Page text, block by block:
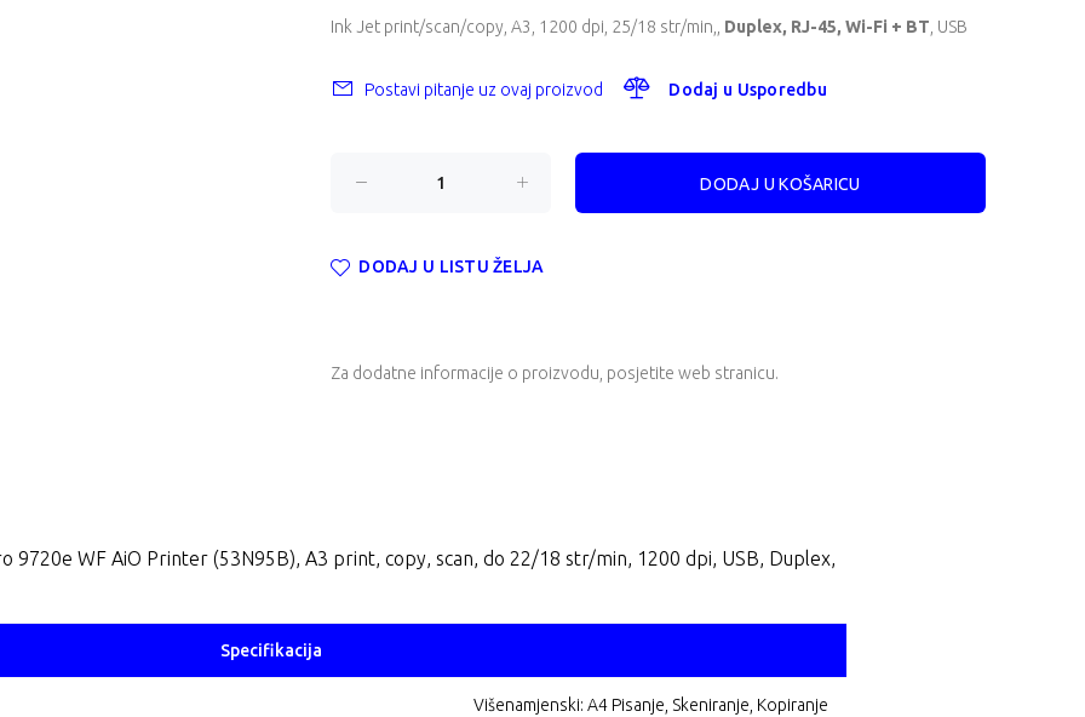
Ink Jet print/scan/copy, A3, 1200 dpi, 25/18 str/min,, Duplex, RJ-45, Wi-Fi + BT, USB
Postavi pitanje uz ovaj proizvod Dodaj u Usporedbu
DODAJ U LISTU ŽELJA
Za dodatne informacije o proizvodu, posjetite web stranicu.
9720e WF AiO Printer (53N95B), A3 print, copy, scan, do 22/18 str/min, 1200 dpi, USB, Duplex,
Specifikacija
Višenamjenski: A4 Pisanje, Skeniranje, Kopiranje